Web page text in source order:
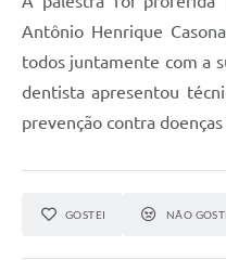
Antônio Henrique
todos juntamente com a
dentista apresentou
prevenção contra doenças
GOSTEI NÃO